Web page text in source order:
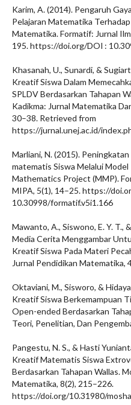
Karim, A. (2014). Pengaruh
Pelajaran Matematika
Matematika. Formatif: Jurnal
195. https://doi.org/DOI :
Khasanah, U., Sunardi, &
Kreatif Siswa Dalam
SPLDV Berdasarkan Tahapan
Kadikma: Jurnal Matematika
30–38. Retrieved from
https://jurnal.unej.ac.id/
Marliani, N. (2015).
matematis Siswa Melalui
Mathematics Project (MMP).
MIPA, 5(1), 14–25. https://
10.30998/formatif.v5i1.166
Mawanto, A., Siswono, E. Y. T.,
Media Cerita Menggambar
Kreatif Siswa Pada Materi
Jurnal Pendidikan Matematika,
Oktaviani, M., Sisworo, &
Kreatif Siswa Berkemampuan
Open-ended Berdasarkan
Teori, Penelitian, Dan
Pangestu, N. S., & Hasti
Kreatif Matematis Siswa
Berdasarkan Tahapan Wallas.
Matematika, 8(2), 215–226.
https://doi.org/10.31980/